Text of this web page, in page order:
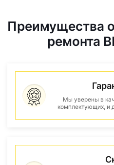
Преимущества
ремонта
Мы уверены в
комплектующих, и